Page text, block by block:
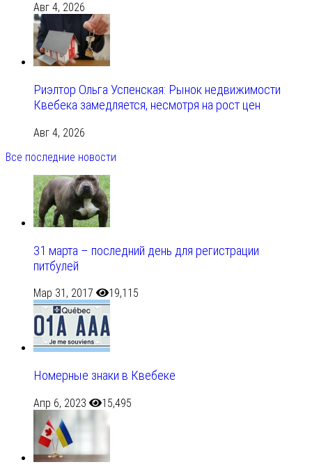
Авг 4, 2026
Риэлтор Ольга Успенская: Рынок недвижимости
Квебека замедляется, несмотря на рост цен
Авг 4, 2026
Все последние новости
31 марта – последний день для регистрации
питбулей
Мар 31, 2017 19,115
Номерные знаки в Квебеке
Апр 6, 2023 15,495